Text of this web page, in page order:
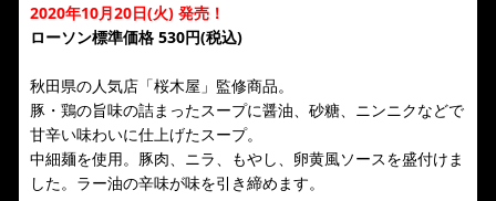
2020年10月20日(火) 発売！
ローソン標準価格 530円(税込)
秋田県の人気店「桜木屋」監修商品。
豚・鶏の旨味の詰まったスープに醤油、砂糖、ニンニクなどで
甘辛い味わいに仕上げたスープ。
中細麺を使用。豚肉、ニラ、もやし、卵黄風ソースを盛付けま
した。ラー油の辛味が味を引き締めます。